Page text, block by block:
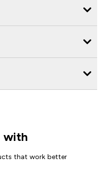
with
that work better